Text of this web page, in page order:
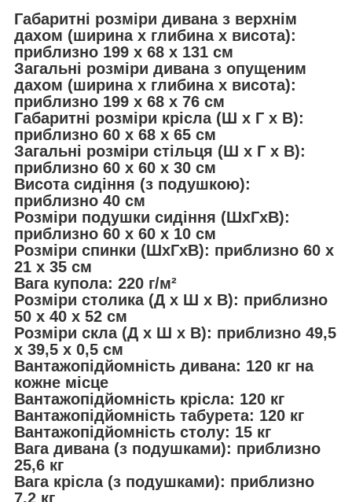
Габаритні розміри дивана з верхнім
дахом (ширина x глибина x висота):
приблизно 199 x 68 x 131 см
Загальні розміри дивана з опущеним
дахом (ширина x глибина x висота):
приблизно 199 x 68 x 76 см
Габаритні розміри крісла (Ш x Г x В):
приблизно 60 x 68 x 65 см
Загальні розміри стільця (Ш x Г x В):
приблизно 60 x 60 x 30 см
Висота сидіння (з подушкою):
приблизно 40 см
Розміри подушки сидіння (ШxГxВ):
приблизно 60 x 60 x 10 см
Розміри спинки (ШxГxВ): приблизно 60 x
21 x 35 см
Вага купола: 220 г/м²
Розміри столика (Д x Ш x В): приблизно
50 x 40 x 52 см
Розміри скла (Д x Ш x В): приблизно 49,5
x 39,5 x 0,5 см
Вантажопідйомність дивана: 120 кг на
кожне місце
Вантажопідйомність крісла: 120 кг
Вантажопідйомність табурета: 120 кг
Вантажопідйомність столу: 15 кг
Вага дивана (з подушками): приблизно
25,6 кг
Вага крісла (з подушками): приблизно
7,2 кг